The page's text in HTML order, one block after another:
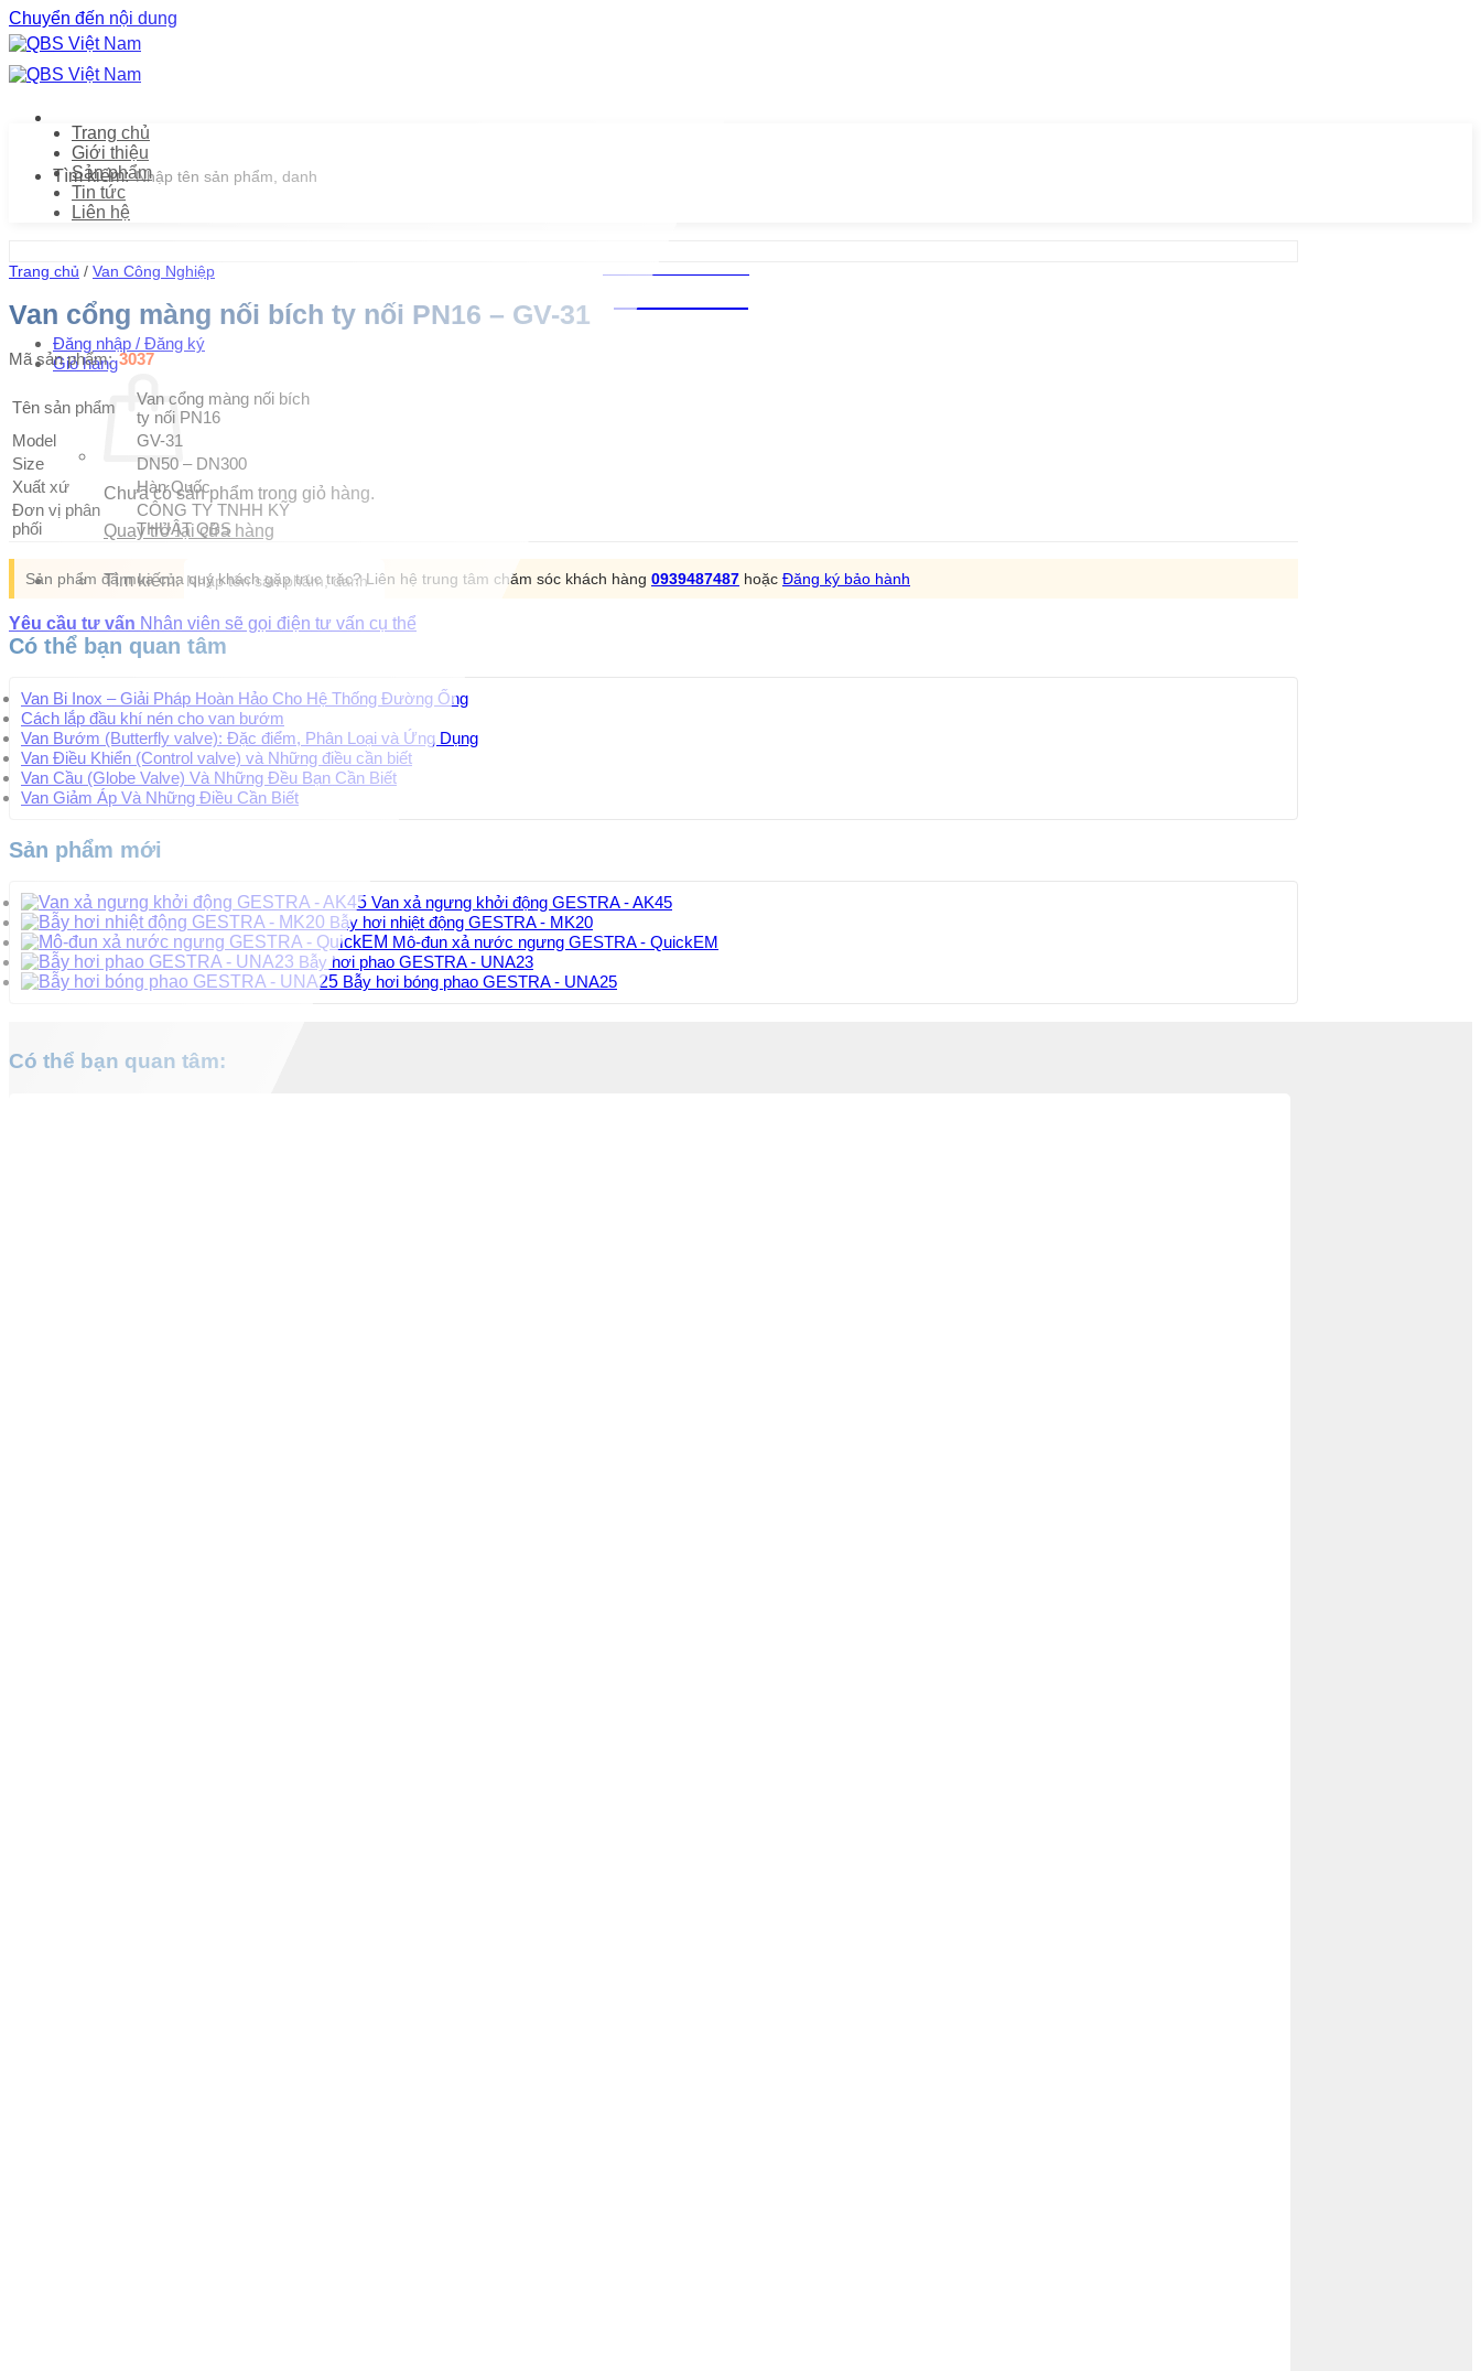
Chuyển đến nội dung
Tìm kiếm:
Đăng nhập / Đăng ký
Giỏ hàng
Chưa có sản phẩm trong giỏ hàng.
Quay trở lại cửa hàng
Tìm kiếm:
Trang chủ
Giới thiệu
Sản phẩm
Tin tức
Liên hệ
Trang chủ / Van Công Nghiệp
Van cổng màng nối bích ty nối PN16 – GV-31
Mã sản phẩm: 3037
Tên sản phẩm
Van cổng màng nối bích
ty nối PN16
Model
GV-31
Size
DN50 – DN300
Xuất xứ
Hàn Quốc
Đơn vị phân
phối
CÔNG TY TNHH KỸ
THUẬT QBS
Sản phẩm đã mua của quý khách gặp trục trặc? Liên hệ trung tâm chăm sóc khách hàng 0939487487 hoặc Đăng ký bảo hành
Yêu cầu tư vấn Nhân viên sẽ gọi điện tư vấn cụ thể
Có thể bạn quan tâm
Van Bi Inox – Giải Pháp Hoàn Hảo Cho Hệ Thống Đường Ống
Cách lắp đầu khí nén cho van bướm
Van Bướm (Butterfly valve): Đặc điểm, Phân Loại và Ứng Dụng
Van Điều Khiển (Control valve) và Những điều cần biết
Van Cầu (Globe Valve) Và Những Đều Bạn Cần Biết
Van Giảm Áp Và Những Điều Cần Biết
Sản phẩm mới
Van xả ngưng khởi động GESTRA - AK45
Bẫy hơi nhiệt động GESTRA - MK20
Mô-đun xả nước ngưng GESTRA - QuickEM
Bẫy hơi phao GESTRA - UNA23
Bẫy hơi bóng phao GESTRA - UNA25
Có thể bạn quan tâm: